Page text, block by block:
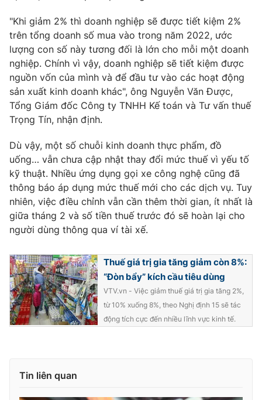
"Khi giảm 2% thì doanh nghiệp sẽ được tiết kiệm 2%
trên tổng doanh số mua vào trong năm 2022, ước
lượng con số này tương đối là lớn cho mỗi một doanh
nghiệp. Chính vì vậy, doanh nghiệp sẽ tiết kiệm được
nguồn vốn của mình và để đầu tư vào các hoạt động
sản xuất kinh doanh khác", ông Nguyễn Văn Được,
Tổng Giám đốc Công ty TNHH Kế toán và Tư vấn thuế
Trọng Tín, nhận định.
Dù vậy, một số chuỗi kinh doanh thực phẩm, đồ
uống… vẫn chưa cập nhật thay đổi mức thuế vì yếu tố
kỹ thuật. Nhiều ứng dụng gọi xe công nghệ cũng đã
thông báo áp dụng mức thuế mới cho các dịch vụ. Tuy
nhiên, việc điều chỉnh vẫn cần thêm thời gian, ít nhất là
giữa tháng 2 và số tiền thuế trước đó sẽ hoàn lại cho
người dùng thông qua ví tài xế.
Thuế giá trị gia tăng giảm còn 8%:
“Đòn bẩy” kích cầu tiêu dùng
VTV.vn - Việc giảm thuế giá trị gia tăng 2%,
từ 10% xuống 8%, theo Nghị định 15 sẽ tác
động tích cực đến nhiều lĩnh vực kinh tế.
Tin liên quan